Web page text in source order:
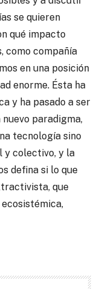
se quieren
qué impacto
como compañía
en una posición
enorme. Ésta ha
y ha pasado a ser
paradigma,
tecnología sino
y colectivo, y la
defina si lo que
que